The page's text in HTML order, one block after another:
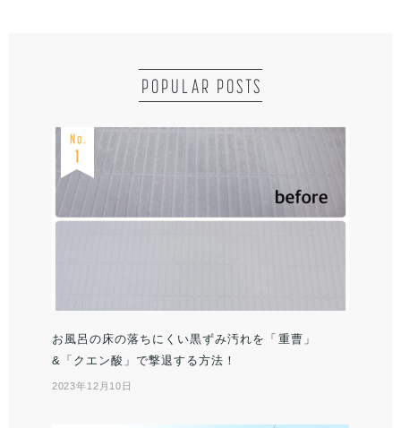
POPULAR POSTS
お風呂の床の落ちにくい黒ずみ汚れを「重曹」
&「クエン酸」で撃退する方法！
2023年12月10日